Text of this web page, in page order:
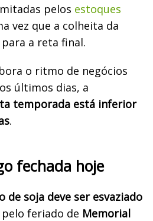
pelos estoques
vez que a colheita da
a reta final.
o ritmo de negócios
últimos dias, a
temporada está inferior
.
fechada hoje
de soja deve ser esvaziado
feriado de Memorial